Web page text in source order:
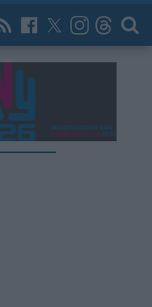
News Now Archív